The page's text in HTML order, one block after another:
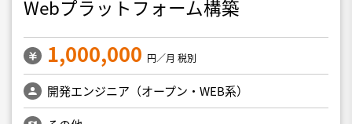
Webプラットフォーム構築
1,000,000 円／月 税別
開発エンジニア（オープン・WEB系）